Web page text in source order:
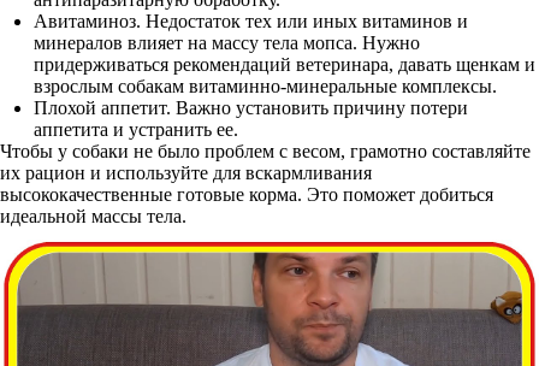
Авитаминоз. Недостаток тех или иных витаминов и
минералов влияет на массу тела мопса. Нужно
придерживаться рекомендаций ветеринара, давать щенкам и
взрослым собакам витаминно-минеральные комплексы.
Плохой аппетит. Важно установить причину потери
аппетита и устранить ее.
Чтобы у собаки не было проблем с весом, грамотно составляйте
их рацион и используйте для вскармливания
высококачественные готовые корма. Это поможет добиться
идеальной массы тела.